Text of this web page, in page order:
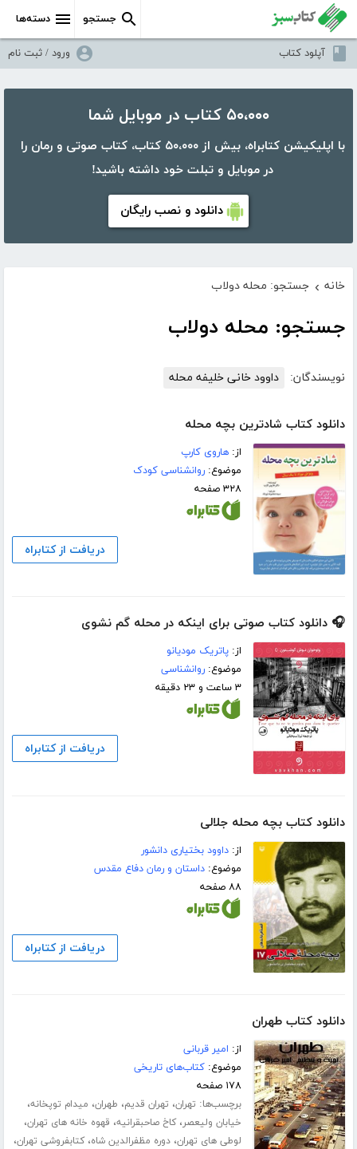
دسته‌ها جستجو
آپلود کتاب ورود / ثبت نام
۵۰،۰۰۰ کتاب در موبایل شما
با اپلیکیشن کتابراه، بیش از ۵۰،۰۰۰ کتاب، کتاب صوتی و رمان را
در موبایل و تبلت خود داشته باشید!
دانلود و نصب رایگان
خانه › جستجو: محله دولاب
جستجو: محله دولاب
نویسندگان: داوود خانی خلیفه محله
دانلود کتاب شادترین بچه محله
از:هاروی کارپ
موضوع:روانشناسی کودک
۳۲۸ صفحه
دریافت از کتابراه
🎧 دانلود کتاب صوتی برای اینکه در محله گم نشوی
از:پاتریک مودیانو
موضوع:روانشناسی
۳ ساعت و ۲۳ دقیقه
دریافت از کتابراه
دانلود کتاب بچه محله جلالی
از:داوود بختیاری دانشور
موضوع:داستان و رمان دفاع مقدس
۸۸ صفحه
دریافت از کتابراه
دانلود کتاب طهران
از: امیر قربانی
موضوع:کتاب‌های تاریخی
۱۷۸ صفحه
برچسب‌ها: تهران، تهران قدیم، طهران، میدام توپخانه،
خیابان ولیعصر،کاخ صاحبقرانیه، قهوه خانه های تهران،
لوطی های تهران،دوره مظفرالدین شاه،کتابفروشی تهران،